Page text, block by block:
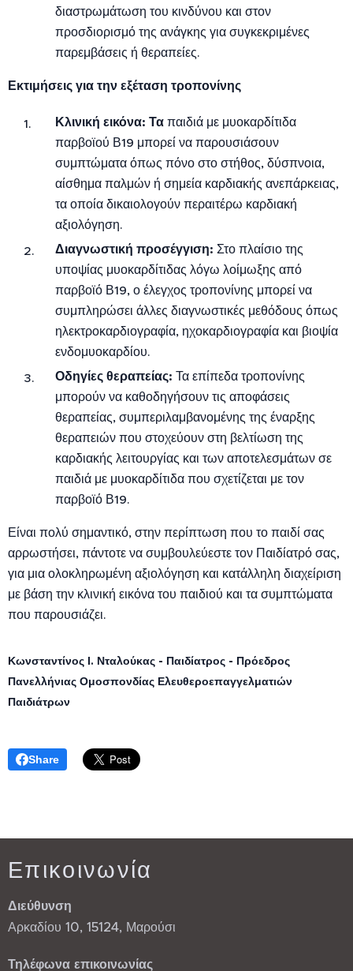
διαστρωμάτωση του κινδύνου και στον
προσδιορισμό της ανάγκης για συγκεκριμένες
παρεμβάσεις ή θεραπείες.
Εκτιμήσεις για την εξέταση τροπονίνης
Κλινική εικόνα: Τα παιδιά με μυοκαρδίτιδα
παρβοϊού Β19 μπορεί να παρουσιάσουν
συμπτώματα όπως πόνο στο στήθος, δύσπνοια,
αίσθημα παλμών ή σημεία καρδιακής ανεπάρκειας,
τα οποία δικαιολογούν περαιτέρω καρδιακή
αξιολόγηση.
Διαγνωστική προσέγγιση: Στο πλαίσιο της
υποψίας μυοκαρδίτιδας λόγω λοίμωξης από
παρβοϊό Β19, ο έλεγχος τροπονίνης μπορεί να
συμπληρώσει άλλες διαγνωστικές μεθόδους όπως
ηλεκτροκαρδιογραφία, ηχοκαρδιογραφία και βιοψία
ενδομυοκαρδίου.
Οδηγίες θεραπείας: Τα επίπεδα τροπονίνης
μπορούν να καθοδηγήσουν τις αποφάσεις
θεραπείας, συμπεριλαμβανομένης της έναρξης
θεραπειών που στοχεύουν στη βελτίωση της
καρδιακής λειτουργίας και των αποτελεσμάτων σε
παιδιά με μυοκαρδίτιδα που σχετίζεται με τον
παρβοϊό Β19.
Είναι πολύ σημαντικό, στην περίπτωση που το παιδί σας
αρρωστήσει, πάντοτε να συμβουλεύεστε τον Παιδίατρό σας,
για μια ολοκληρωμένη αξιολόγηση και κατάλληλη διαχείριση
με βάση την κλινική εικόνα του παιδιού και τα συμπτώματα
που παρουσιάζει.
Κωνσταντίνος Ι. Νταλούκας - Παιδίατρος - Πρόεδρος
Πανελλήνιας Ομοσπονδίας Ελευθεροεπαγγελματιών
Παιδιάτρων
Share
Επικοινωνία
Διεύθυνση
Αρκαδίου 10, 15124, Μαρούσι
Τηλέφωνα επικοινωνίας